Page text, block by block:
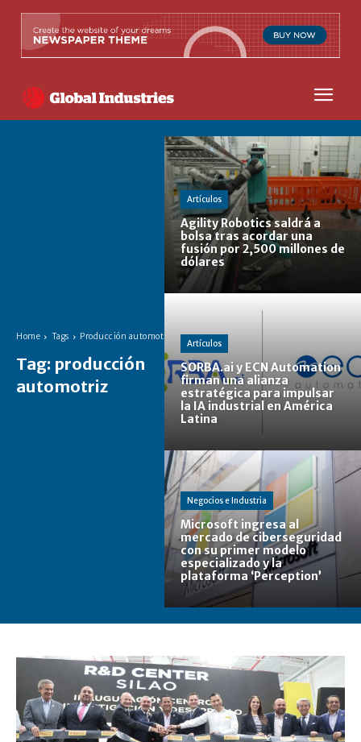
Home Tags Producción automotriz
Tag: producción
automotriz
Artículos
Agility Robotics saldrá a
bolsa tras acordar una
fusión por 2,500 millones de
dólares
Artículos
SORBA.ai y ECN Automation
firman una alianza
estratégica para impulsar
la IA industrial en América
Latina
Negocios e Industria
Microsoft ingresa al
mercado de ciberseguridad
con su primer modelo
especializado y la
plataforma ‘Perception’